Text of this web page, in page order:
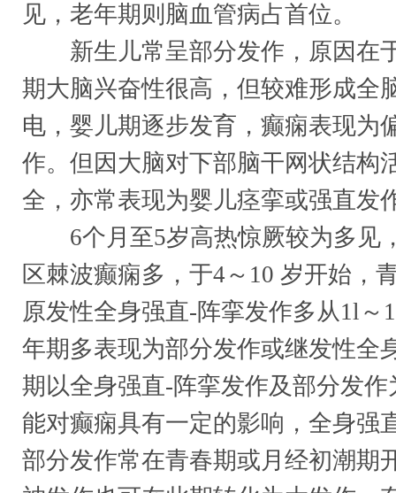
见，老年期则脑血管病占首位。
新生儿常呈部分发作，原因在
期大脑兴奋性很高，但较难形成全
电，婴儿期逐步发育，癫痫表现为
作。但因大脑对下部脑干网状结构
全，亦常表现为婴儿痉挛或强直发
6个月至5岁高热惊厥较为多见
区棘波癫痫多，于4～10 岁开始，
原发性全身强直-阵挛发作多从1l～
年期多表现为部分发作或继发性全
期以全身强直-阵挛发作及部分发
能对癫痫具有一定的影响，全身强
部分发作常在青春期或月经初潮期